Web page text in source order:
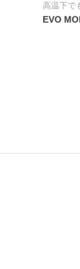
高温下で
EVO